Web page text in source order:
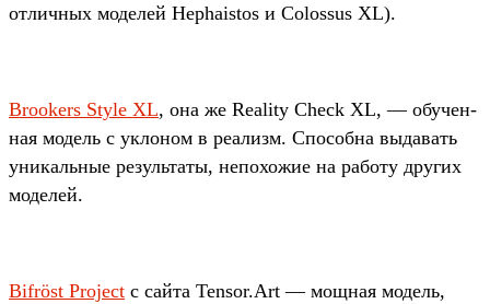
отличных моделей Hephaistos и Colossus XL).
Brookers Style XL, она же Reality Check XL, — обу­чен­
ная модель с укло­ном в реализм. Спо­соб­на выдавать
уни­каль­ные резуль­таты, непохо­жие на работу дру­гих
моделей.
Bifröst Project с сай­та Tensor.Art — мощ­ная модель,